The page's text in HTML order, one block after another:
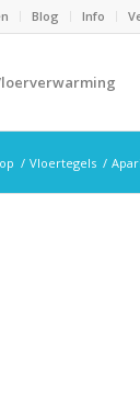
Blog Info
/ Vloertegels /